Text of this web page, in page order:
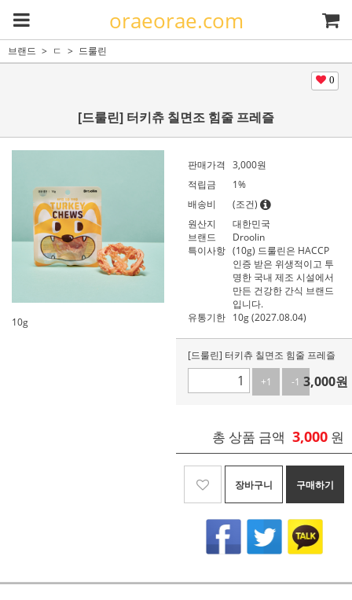
oraeorae.com
브랜드 ㄷ 드룰린
0
[드룰린] 터키츄 칠면조 힘줄 프레즐
10g
판매가격 3,000원
적립금
1%
배송비
(조건)
원산지
대한민국
브랜드
Droolin
특이사항 (10g) 드룰린은 HACCP
인증 받은 위생적이고 투
명한 국내 제조 시설에서
만든 건강한 간식 브랜드
입니다.
유통기한 10g (2027.08.04)
[드룰린] 터키츄 칠면조 힘줄 프레즐
+1
-1 3,000원
총 상품 금액 3,000 원
장바구니 구매하기